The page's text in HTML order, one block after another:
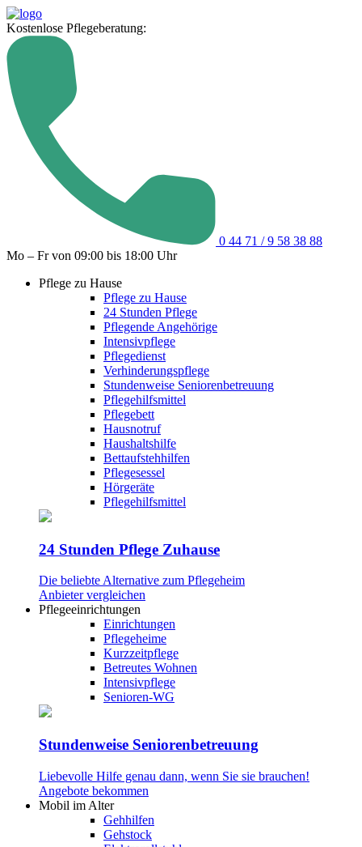
Kostenlose Pflegeberatung:
0 44 71 / 9 58 38 88
Mo – Fr von 09:00 bis 18:00 Uhr
Pflege zu Hause
Pflege zu Hause
24 Stunden Pflege
Pflegende Angehörige
Intensivpflege
Pflegedienst
Verhinderungspflege
Stundenweise Seniorenbetreuung
Pflegehilfsmittel
Pflegebett
Hausnotruf
Haushaltshilfe
Bettaufstehhilfen
Pflegesessel
Hörgeräte
Pflegehilfsmittel
24 Stunden Pflege Zuhause
Die beliebte Alternative zum Pflegeheim
Anbieter vergleichen
Pflegeeinrichtungen
Einrichtungen
Pflegeheime
Kurzzeitpflege
Betreutes Wohnen
Intensivpflege
Senioren-WG
Stundenweise Seniorenbetreuung
Liebevolle Hilfe genau dann, wenn Sie sie brauchen!
Angebote bekommen
Mobil im Alter
Gehhilfen
Gehstock